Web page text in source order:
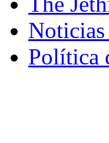
Política